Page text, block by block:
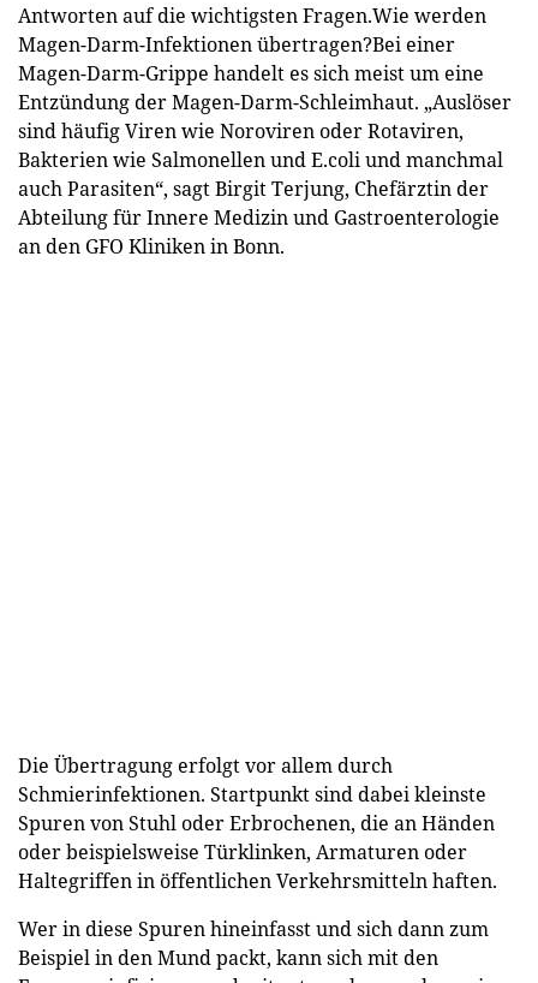
Antworten auf die wichtigsten Fragen.Wie werden
Magen-Darm-Infektionen übertragen?Bei einer
Magen-Darm-Grippe handelt es sich meist um eine
Entzündung der Magen-Darm-Schleimhaut. „Auslöser
sind häufig Viren wie Noroviren oder Rotaviren,
Bakterien wie Salmonellen und E.coli und manchmal
auch Parasiten“, sagt Birgit Terjung, Chefärztin der
Abteilung für Innere Medizin und Gastroenterologie
an den GFO Kliniken in Bonn.
Die Übertragung erfolgt vor allem durch
Schmierinfektionen. Startpunkt sind dabei kleinste
Spuren von Stuhl oder Erbrochenen, die an Händen
oder beispielsweise Türklinken, Armaturen oder
Haltegriffen in öffentlichen Verkehrsmitteln haften.
Wer in diese Spuren hineinfasst und sich dann zum
Beispiel in den Mund packt, kann sich mit den